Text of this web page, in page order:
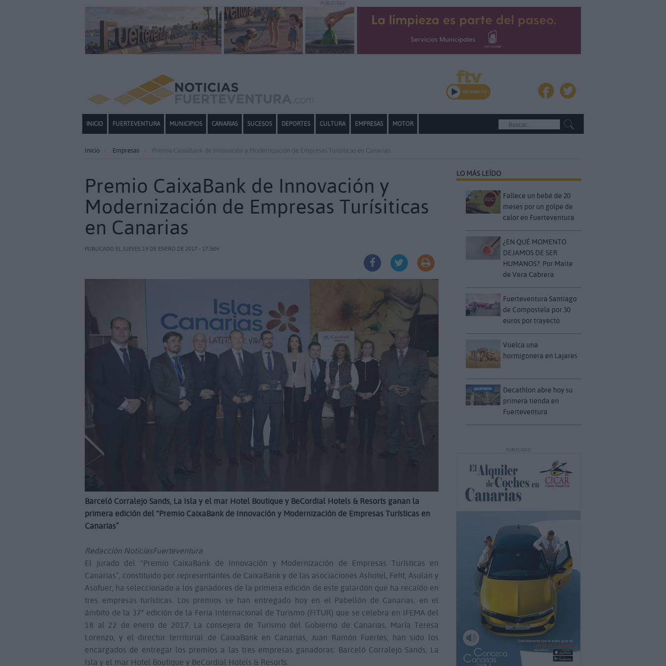
PUBLICIDAD
INICIO FUERTEVENTURA MUNICIPIOS CANARIAS SUCESOS DEPORTES CULTURA EMPRESAS MOTOR
Inicio Empresas Premio CaixaBank de Innovación y Modernización de Empresas Turísiticas en Canarias
Premio CaixaBank de Innovación y
Modernización de Empresas Turísiticas
en Canarias
PUBLICADO EL JUEVES 19 DE ENERO DE 2017 - 17:36H
Barceló Corralejo Sands, La Isla y el mar Hotel Boutique y BeCordial Hotels & Resorts ganan la
primera edición del “Premio CaixaBank de Innovación y Modernización de Empresas Turísticas en
Canarias”
Redacción NoticiasFuerteventura
El jurado del “Premio CaixaBank de Innovación y Modernización de Empresas Turísticas en
Canarias”, constituido por representantes de CaixaBank y de las asociaciones Ashotel, Feht, Asolan y
Asofuer, ha seleccionado a los ganadores de la primera edición de este galardón que ha recaído en
tres empresas turísticas. Los premios se han entregado hoy en el Pabellón de Canarias, en el
ámbito de la 37ª edición de la Feria Internacional de Turismo (FITUR) que se celebra en IFEMA del
18 al 22 de enero de 2017. La consejera de Turismo del Gobierno de Canarias, María Teresa
Lorenzo, y el director territorial de CaixaBank en Canarias, Juan Ramón Fuertes, han sido los
encargados de entregar los premios a las tres empresas ganadoras: Barceló Corralejo Sands, La
Isla y el mar Hotel Boutique y BeCordial Hotels & Resorts.
LO MÁS LEÍDO
Fallece un bebé de 20
meses por un golpe de
calor en Fuerteventura
¿EN QUÉ MOMENTO
DEJAMOS DE SER
HUMANOS?. Por Maite
de Vera Cabrera
Fuerteventura Santiago
de Compostela por 30
euros por trayecto
Vuelca una
hormigonera en Lajares
Decathlon abre hoy su
primera tienda en
Fuerteventura
PUBLICIDAD